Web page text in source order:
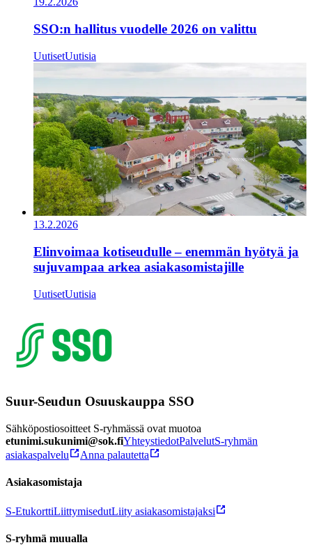
SSO:n hallitus vuodelle 2026 on valittu
UutisetUutisia
13.2.2026
Elinvoimaa kotiseudulle – enemmän hyötyä ja
sujuvampaa arkea asiakasomistajille
UutisetUutisia
Suur-Seudun Osuuskauppa SSO
Sähköpostiosoitteet S-ryhmässä ovat muotoa
etunimi.sukunimi@sok.fiYhteystiedotPalvelutS-ryhmän
asiakaspalvelu
Anna palautetta
Asiakasomistaja
S-EtukorttiLiittymisedutLiity asiakasomistajaksi
S-ryhmä muualla